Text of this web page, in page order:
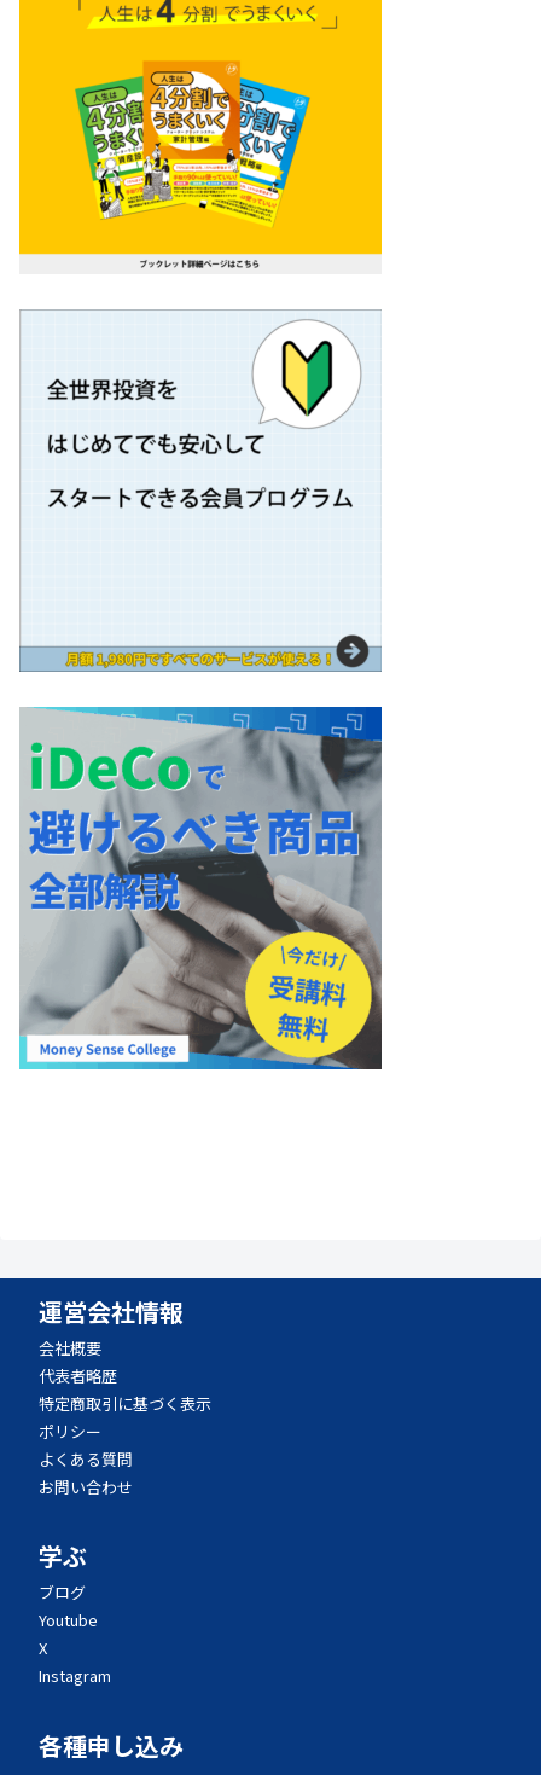
運営会社情報
会社概要
代表者略歴
特定商取引に基づく表示
ポリシー
よくある質問
お問い合わせ
学ぶ
ブログ
Youtube
X
Instagram
各種申し込み